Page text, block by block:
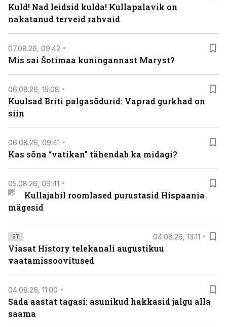
Kuld! Nad leidsid kulda! Kullapalavik on
nakatanud terveid rahvaid
07.08.26, 09:42
Mis sai Šotimaa kuningannast Maryst?
06.08.26, 15:08
Kuulsad Briti palgasõdurid: Vaprad gurkhad on
siin
06.08.26, 09:41
Kas sõna “vatikan” tähendab ka midagi?
05.08.26, 09:41
Kullajahil roomlased purustasid Hispaania
mägesid
ST 04.08.26, 13:11
Viasat History telekanali augustikuu
vaatamissoovitused
04.08.26, 11:00
Sada aastat tagasi: asunikud hakkasid jalgu alla
saama